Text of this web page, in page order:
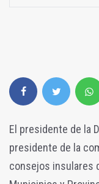
El presidente de la
presidente de la
consejos insulares